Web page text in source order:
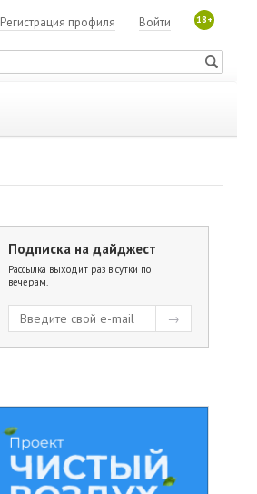
18+
Войти
Регистрация профиля
Подписка на дайджест
Рассылка выходит раз в сутки по
вечерам.